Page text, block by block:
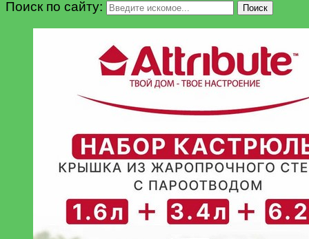
Поиск по сайту: Поиск